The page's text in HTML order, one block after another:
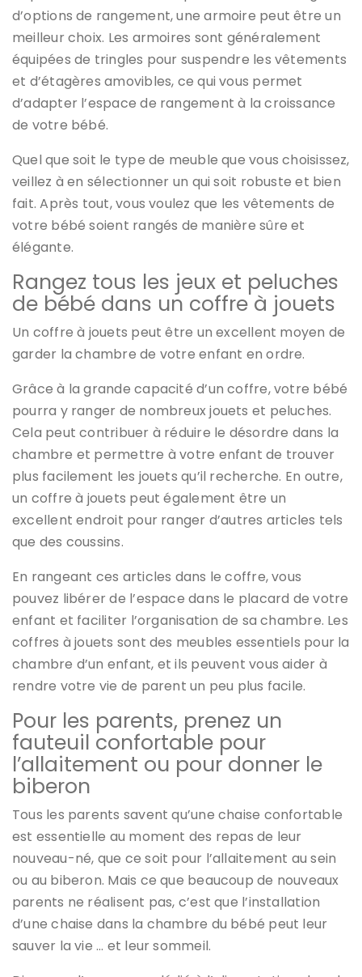
d’options de rangement, une armoire peut être un
meilleur choix. Les armoires sont généralement
équipées de tringles pour suspendre les vêtements
et d’étagères amovibles, ce qui vous permet
d’adapter l’espace de rangement à la croissance
de votre bébé.
Quel que soit le type de meuble que vous choisissez,
veillez à en sélectionner un qui soit robuste et bien
fait. Après tout, vous voulez que les vêtements de
votre bébé soient rangés de manière sûre et
élégante.
Rangez tous les jeux et peluches
de bébé dans un coffre à jouets
Un coffre à jouets peut être un excellent moyen de
garder la chambre de votre enfant en ordre.
Grâce à la grande capacité d’un coffre, votre bébé
pourra y ranger de nombreux jouets et peluches.
Cela peut contribuer à réduire le désordre dans la
chambre et permettre à votre enfant de trouver
plus facilement les jouets qu’il recherche. En outre,
un coffre à jouets peut également être un
excellent endroit pour ranger d’autres articles tels
que des coussins.
En rangeant ces articles dans le coffre, vous
pouvez libérer de l’espace dans le placard de votre
enfant et faciliter l’organisation de sa chambre. Les
coffres à jouets sont des meubles essentiels pour la
chambre d’un enfant, et ils peuvent vous aider à
rendre votre vie de parent un peu plus facile.
Pour les parents, prenez un
fauteuil confortable pour
l’allaitement ou pour donner le
biberon
Tous les parents savent qu’une chaise confortable
est essentielle au moment des repas de leur
nouveau-né, que ce soit pour l’allaitement au sein
ou au biberon. Mais ce que beaucoup de nouveaux
parents ne réalisent pas, c’est que l’installation
d’une chaise dans la chambre du bébé peut leur
sauver la vie … et leur sommeil.